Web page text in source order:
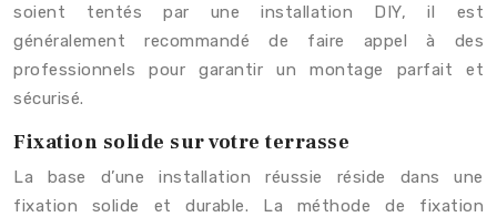
soient tentés par une installation DIY, il est
généralement recommandé de faire appel à des
professionnels pour garantir un montage parfait et
sécurisé.
Fixation solide sur votre terrasse
La base d’une installation réussie réside dans une
fixation solide et durable. La méthode de fixation